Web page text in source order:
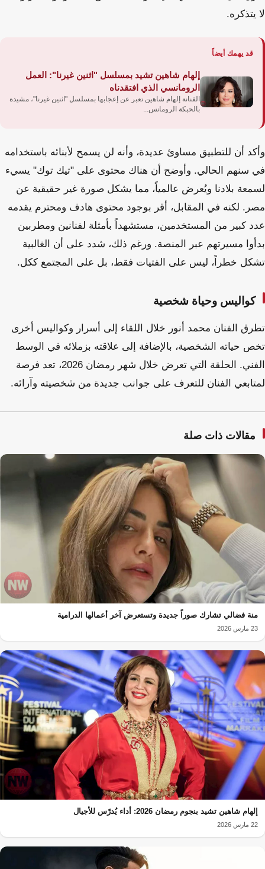
لا يتذكره.
قد يهمك أيضاً
إلهام شاهين تشيد بمسلسل "اثنين غيرنا": العمل
الرومانسي الذي افتقدناه
الفنانة إلهام شاهين تعبر عن إعجابها بمسلسل "اثنين غيرنا"، مشيدة
بالحبكة الرومانس...
وأكد أن للتطبيق مساوئ عديدة، وأنه لن يسمح لأبنائه باستخدامه
في سنهم الحالي. وأوضح أن هناك محتوى على "تيك توك" يسيء
لسمعة بلادنا ويُعرض عالمياً، مما يشكل صورة غير حقيقية عن
مصر. لكنه في المقابل، أقر بوجود محتوى هادف ومحترم يقدمه
عدد كبير من المستخدمين، مستشهداً بأمثلة لفنانين ومطربين
بدأوا مسيرتهم عبر المنصة. ورغم ذلك، شدد على أن الغالبية
تشكل خطراً، ليس على الفتيات فقط، بل على المجتمع ككل.
كواليس وحياة شخصية
تطرق الفنان محمد أنور خلال اللقاء إلى أسرار وكواليس أخرى
تخص حياته الشخصية، بالإضافة إلى علاقته بزملائه في الوسط
الفني. الحلقة التي تعرض خلال شهر رمضان 2026، تعد فرصة
لمتابعي الفنان للتعرف على جوانب جديدة من شخصيته وآرائه.
مقالات ذات صلة
منة فضالي تشارك صوراً جديدة وتستعرض آخر أعمالها الدرامية
23 مارس 2026
إلهام شاهين تشيد بنجوم رمضان 2026: أداء يُدرّس للأجيال
22 مارس 2026